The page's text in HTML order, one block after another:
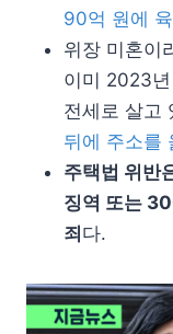
90억 원에
위장 미혼이
이미 2023
전세로 살고
뒤에 주소를
주택법 위반
징역 또는
죄다.